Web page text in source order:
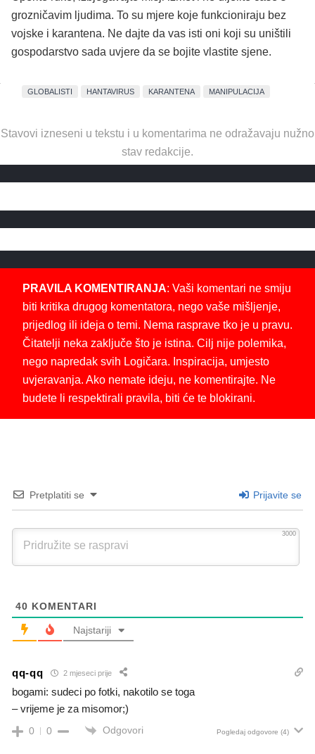
grozničavim ljudima. To su mjere koje funkcioniraju bez
vojske i karantena. Ne dajte da vas isti oni koji su uništili
gospodarstvo sada uvjere da se bojite vlastite sjene.
GLOBALISTI HANTAVIRUS KARANTENA MANIPULACIJA
Stavovi izneseni u tekstu i u komentarima ne odražavaju nužno
stav redakcije.
PRAVILA KOMENTIRANJA: Vaši komentari ne smiju
biti kritika drugog komentatora, nego vaše mišljenje,
prijedlog ili ideja o temi. Nema rasprave tko je u pravu.
Čitatelji neka zaključe što je istina. Cilj nije polemika,
nego napredak svih Logičara. Inspiracija, umjesto
uvjeravanja. Ako nemate ideju, ne komentirajte. Ne
budete li respektirali pravila, biti će te blokirani.
Pretplatiti se Prijavite se
3000
40 KOMENTARI
Najstariji
qq-qq 2 mjeseci prije
bogami: sudeci po fotki, nakotilo se toga
– vrijeme je za misomor;)
0 0 Odgovori Pogledaj odgovore (4)